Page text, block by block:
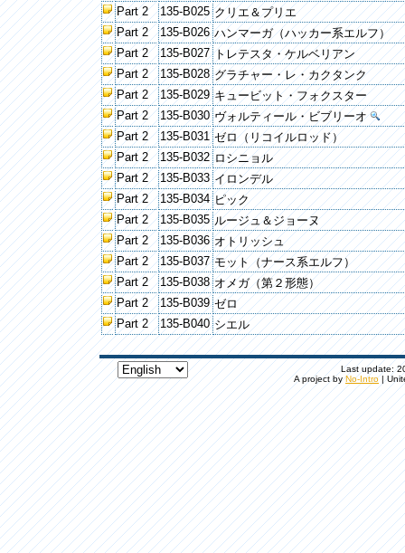
Part 2
135-B025 クリエ＆プリエ
Part 2
135-B026 ハンマーガ（ハッカー系エルフ）
Part 2
135-B027 トレテスタ・ケルベリアン
Part 2
135-B028 グラチャー・レ・カクタンク
Part 2
135-B029 キュービット・フォクスター
Part 2
135-B030 ヴォルティール・ビブリーオ
Part 2
135-B031 ゼロ（リコイルロッド）
Part 2
135-B032 ロシニョル
Part 2
135-B033 イロンデル
Part 2
135-B034 ピック
Part 2
135-B035 ルージュ＆ジョーヌ
Part 2
135-B036 オトリッシュ
Part 2
135-B037 モット（ナース系エルフ）
Part 2
135-B038 オメガ（第２形態）
Part 2
135-B039 ゼロ
Part 2
135-B040 シエル
Last update:
A project byNo-Intro|